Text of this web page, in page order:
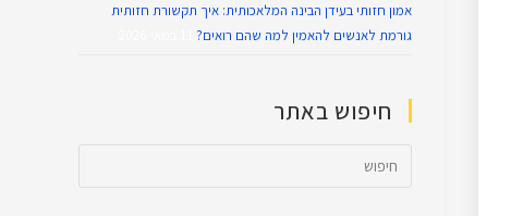
אמון חזותי בעידן הבינה המלאכותית: איך תקשורת חזותית
גורמת לאנשים להאמין למה שהם רואים?
חיפוש באתר